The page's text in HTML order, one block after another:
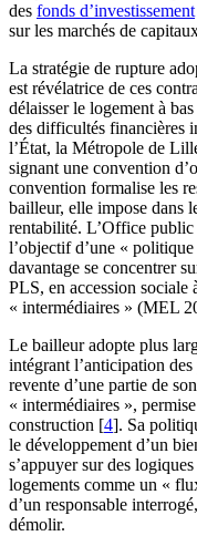
des fonds d’investissement
sur les marchés de
La stratégie de rupture
est révélatrice de ces
délaisser le logement à
des difficultés financières
l’État, la Métropole de
signant une convention
convention formalise les
bailleur, elle impose dans
rentabilité. L’Office
l’objectif d’une «
davantage se concentrer
PLS, en accession sociale
« intermédiaires » (MEL
Le bailleur adopte plus
intégrant l’anticipation
revente d’une partie de
« intermédiaires »,
construction [4]. Sa
le développement d’un
s’appuyer sur des
logements comme un «
d’un responsable
démolir.